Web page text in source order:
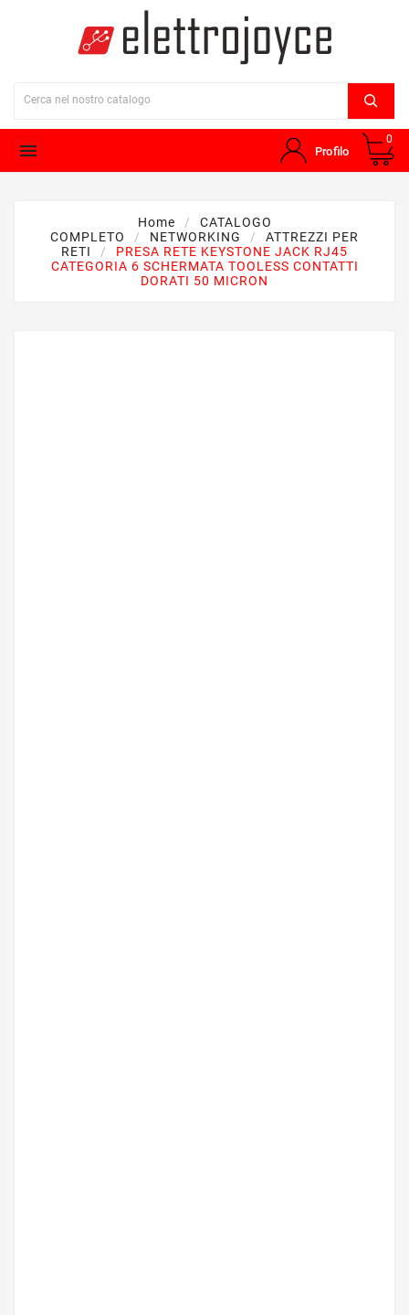
 Profilo
0
Home
CATALOGO
COMPLETO
NETWORKING
ATTREZZI PER
RETI
PRESA RETE KEYSTONE JACK RJ45
CATEGORIA 6 SCHERMATA TOOLESS CONTATTI
DORATI 50 MICRON